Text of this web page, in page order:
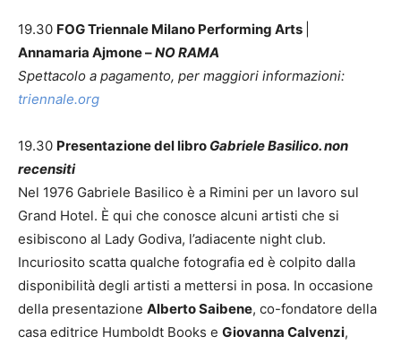
19.30 FOG Triennale Milano Performing Arts
Annamaria Ajmone –NO RAMA
Spettacolo a pagamento, per maggiori informazioni:
triennale.org
19.30 Presentazione del libro Gabriele Basilico. non
recensiti
Nel 1976 Gabriele Basilico è a Rimini per un lavoro sul
Grand Hotel. È qui che conosce alcuni artisti che si
esibiscono al Lady Godiva, l’adiacente night club.
Incuriosito scatta qualche fotografia ed è colpito dalla
disponibilità degli artisti a mettersi in posa. In occasione
della presentazione Alberto Saibene, co-fondatore della
casa editrice Humboldt Books e Giovanna Calvenzi,